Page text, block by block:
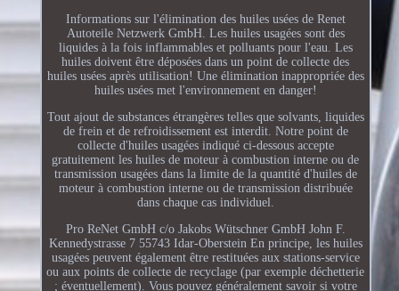
Informations sur l'élimination des huiles usées de Renet
Autoteile Netzwerk GmbH. Les huiles usagées sont des
liquides à la fois inflammables et polluants pour l'eau. Les
huiles doivent être déposées dans un point de collecte des
huiles usées après utilisation! Une élimination inappropriée des
huiles usées met l'environnement en danger!
Tout ajout de substances étrangères telles que solvants, liquides
de frein et de refroidissement est interdit. Notre point de
collecte d'huiles usagées indiqué ci-dessous accepte
gratuitement les huiles de moteur à combustion interne ou de
transmission usagées dans la limite de la quantité d'huiles de
moteur à combustion interne ou de transmission distribuée
dans chaque cas individuel.
Pro ReNet GmbH c/o Jakobs Wütschner GmbH John F.
Kennedystrasse 7 55743 Idar-Oberstein En principe, les huiles
usagées peuvent également être restituées aux stations-service
ou aux points de collecte de recyclage (par exemple déchetterie
; éventuellement). Vous pouvez généralement savoir si votre